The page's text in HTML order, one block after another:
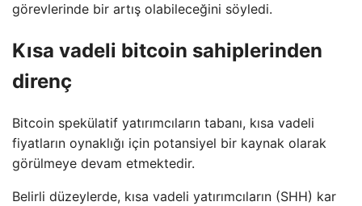
görevlerinde bir artış olabileceğini söyledi.
Kısa vadeli bitcoin sahiplerinden
direnç
Bitcoin spekülatif yatırımcıların tabanı, kısa vadeli
fiyatların oynaklığı için potansiyel bir kaynak olarak
görülmeye devam etmektedir.
Belirli düzeylerde, kısa vadeli yatırımcıların (SHH) kar